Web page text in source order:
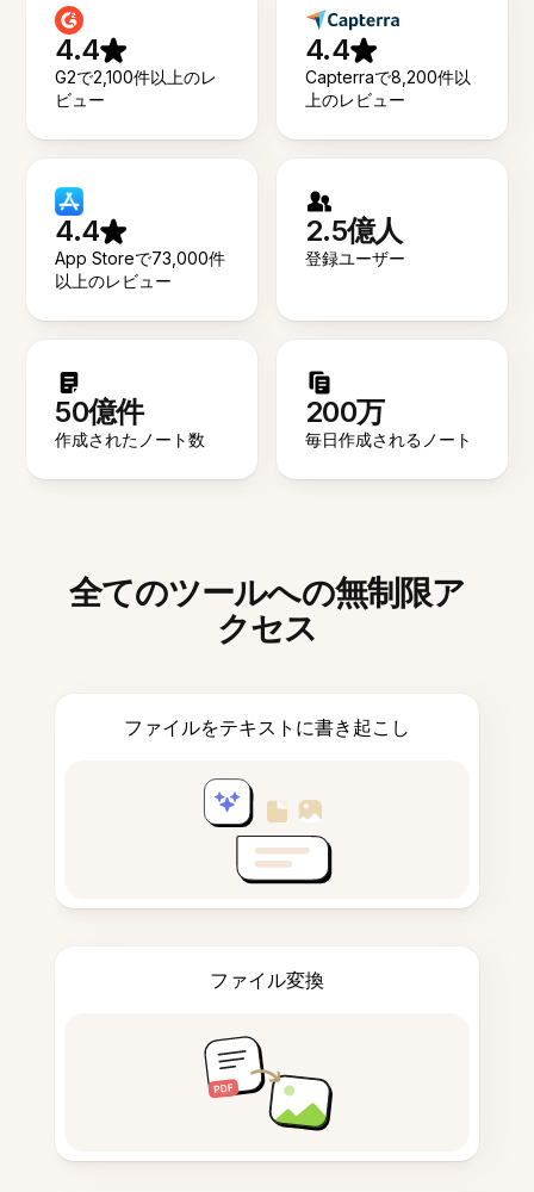
4.4
G2で2,100件以上のレ
ビュー
4.4
Capterraで8,200件以
上のレビュー
4.4
App Storeで73,000件
以上のレビュー
2.5億人
登録ユーザー
50億件
作成されたノート数
200万
毎日作成されるノート
全てのツールへの無制限ア
クセス
ファイルをテキストに書き起こし
ファイル変換